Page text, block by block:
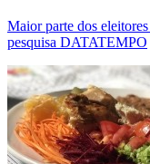
Maior parte dos
pesquisa DATATEMPO